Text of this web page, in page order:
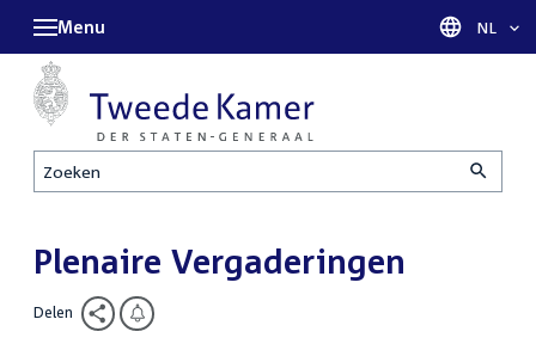
Zoeken
Menu Taal
NL
Plenaire Vergaderingen
Delen